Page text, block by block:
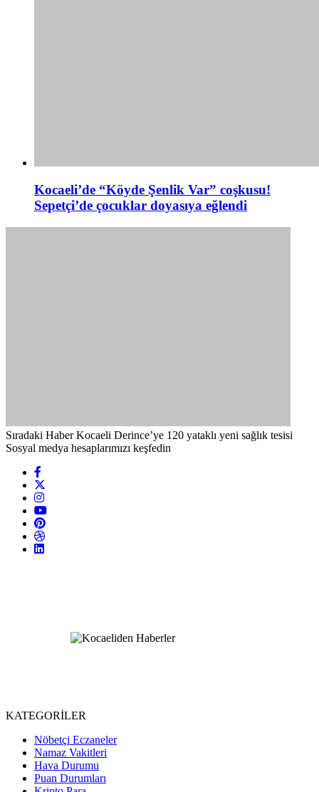
Kocaeli’de “Köyde Şenlik Var” coşkusu!
Sepetçi’de çocuklar doyasıya eğlendi
Sıradaki Haber Kocaeli Derince’ye 120 yataklı yeni sağlık tesisi
Sosyal medya hesaplarımızı keşfedin
KATEGORİLER
Nöbetçi Eczaneler
Namaz Vakitleri
Hava Durumu
Puan Durumları